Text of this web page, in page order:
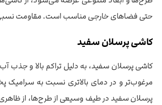
حتی فضاهای خارجی مناسب است. مقاومت نسبی
کاشی پرسلان سفید
مرغوب‌تر و در دمای بالاتری نسبت به سرامیک
پرسلان سفید در طیف وسیعی از طرح‌ها، از